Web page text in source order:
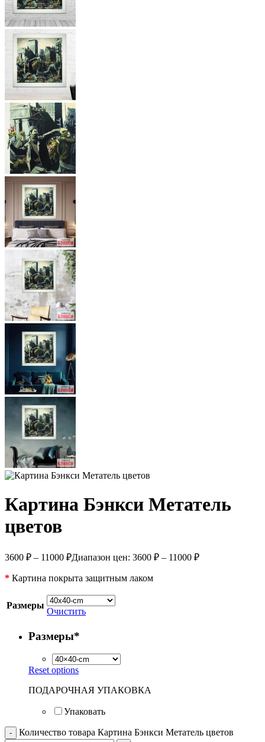
Картина Бэнкси Метатель
цветов
3600 ₽ – 11000 ₽Диапазон цен: 3600 ₽ – 11000 ₽
* Картина покрыта защитным лаком
Размеры
Очистить
Размеры*
Reset options
ПОДАРОЧНАЯ УПАКОВКА
Упаковать
Количество товара Картина Бэнкси Метатель цветов